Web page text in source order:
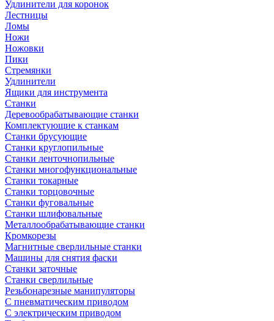
Удлинители для коронок
Лестницы
Ломы
Ножи
Ножовки
Пики
Стремянки
Удлинители
Ящики для инструмента
Станки
Деревообрабатывающие станки
Комплектующие к станкам
Станки брусующие
Станки круглопильные
Станки ленточнопильные
Станки многофункциональные
Станки токарные
Станки торцовочные
Станки фуговальные
Станки шлифовальные
Металлообрабатывающие станки
Кромкорезы
Магнитные сверлильные станки
Машины для снятия фаски
Станки заточные
Станки сверлильные
Резьбонарезные манипуляторы
С пневматическим приводом
С электрическим приводом